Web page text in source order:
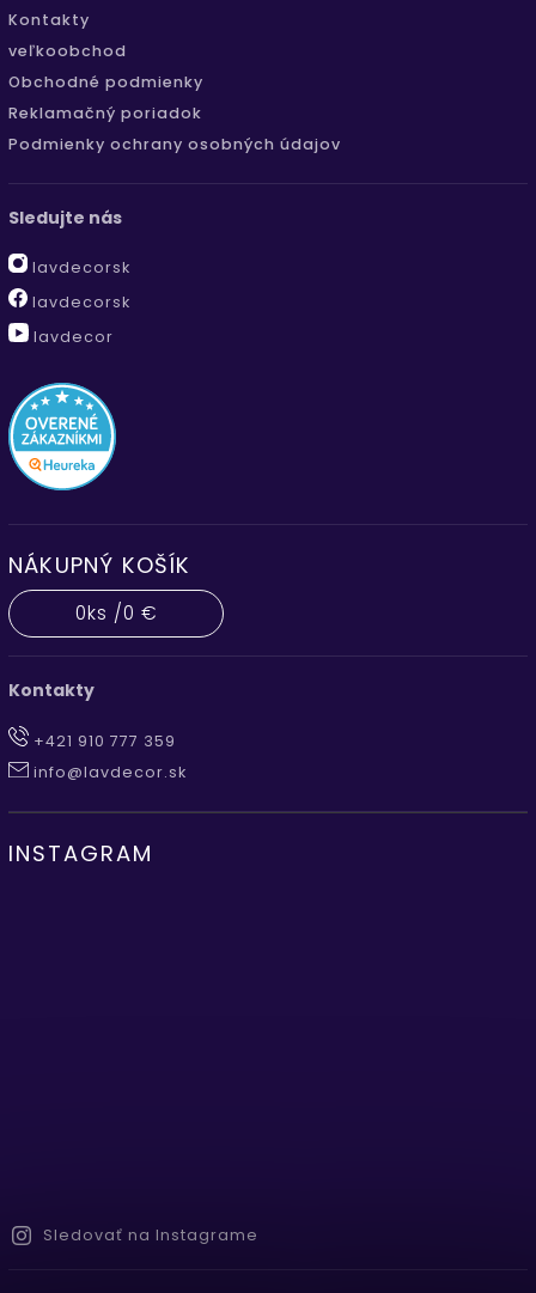
Kontakty
veľkoobchod
Obchodné podmienky
Reklamačný poriadok
Podmienky ochrany osobných údajov
Sledujte nás
lavdecorsk
lavdecorsk
lavdecor
NÁKUPNÝ KOŠÍK
0ks /0 €
Kontakty
+421 910 777 359
info@lavdecor.sk
INSTAGRAM
Sledovať na Instagrame